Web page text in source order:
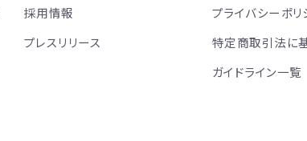
採用情報
プレスリリース
プライバシーポリ
特定商取引法に
ガイドライン一覧